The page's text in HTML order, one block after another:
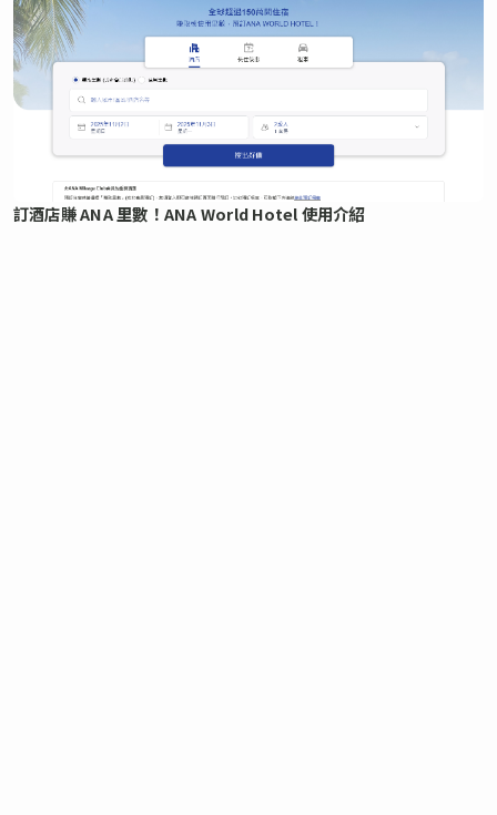
訂酒店賺 ANA 里數！ANA World Hotel 使用介紹